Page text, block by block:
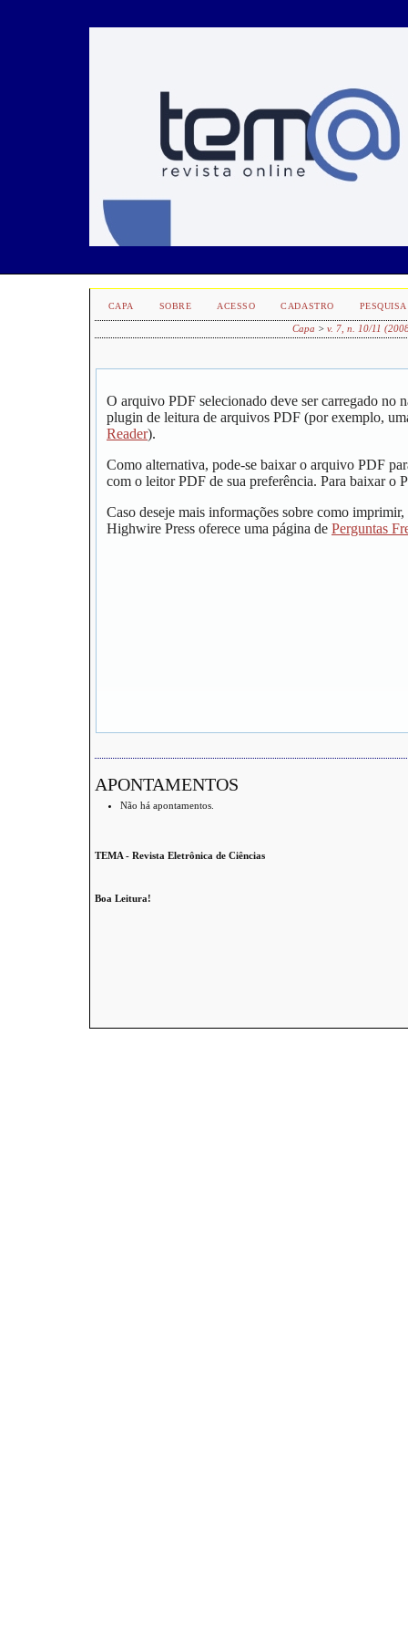
CAPA SOBRE ACESSO CADASTRO PESQUISA
Capa > v. 7, n. 10/11
O arquivo PDF selecionado deve ser carregado no
plugin de leitura de arquivos PDF (por exemplo,
Reader).
Como alternativa, pode-se baixar o arquivo PDF
com o leitor PDF de sua preferência. Para baixar o
Caso deseje mais informações sobre como
Highwire Press oferece uma página de Perguntas
APONTAMENTOS
Não há apontamentos.
TEMA - Revista Eletrônica de Ciências
Boa Leitura!